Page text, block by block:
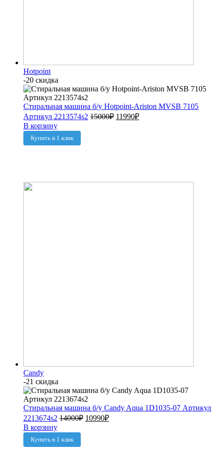
Hotpoint
-20 скидка
Стиральная машина б/у Hotpoint-Ariston MVSB 7105
Артикул 2213574s2 15000₽ 11990₽
В корзину
Купить в 1 клик
Candy
-21 скидка
Стиральная машина б/у Candy Aqua 1D1035-07 Артикул
2213674s2 14000₽ 10990₽
В корзину
Купить в 1 клик